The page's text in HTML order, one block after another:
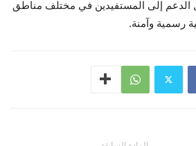
الدعم إلى المستفيدين في مختلف مناطق
رسمية وآمنة.